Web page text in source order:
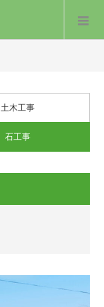
土木工事
石工事